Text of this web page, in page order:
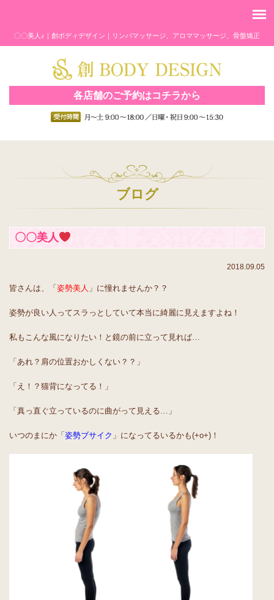
〇〇美人♪｜創ボディデザイン｜リンパマッサージ、アロママッサージ、骨盤矯正
各店舗のご予約はコチラから
ブログ
〇〇美人
2018.09.05
皆さんは、「 姿勢美人 」に憧れませんか？？
姿勢が良い人ってスラっとしていて本当に綺麗に見えますよね！
私もこんな風になりたい！と鏡の前に立って見れば…
「あれ？肩の位置おかしくない？？」
「え！？猫背になってる！」
「真っ直ぐ立っているのに曲がって見える…」
いつのまにか「 姿勢ブサイク 」になってるいるかも(+o+)！